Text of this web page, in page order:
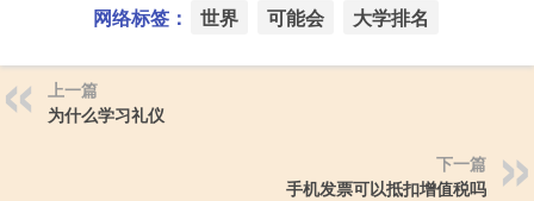
网络标签： 世界 可能会 大学排名
上一篇
为什么学习礼仪
下一篇
手机发票可以抵扣增值税吗